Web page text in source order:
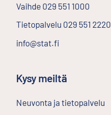
Vaihde 029 551 1000
Tietopalvelu 029 551 2220
info@stat.fi
Kysy meiltä
Neuvonta ja tietopalvelu